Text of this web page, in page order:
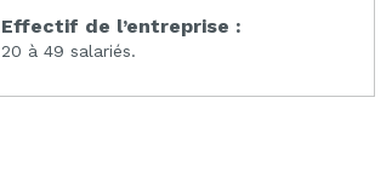
Effectif de l’entreprise :
20 à 49 salariés.